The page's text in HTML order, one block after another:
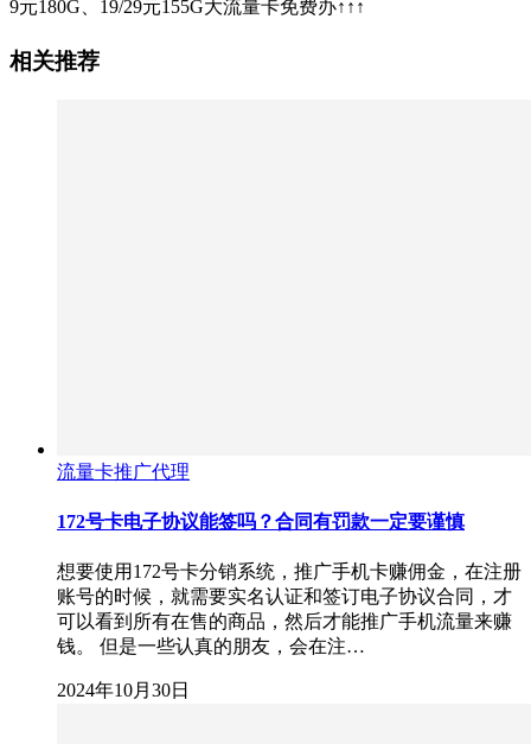
9元180G、19/29元155G大流量卡免费办↑↑↑
相关推荐
流量卡推广代理
172号卡电子协议能签吗？合同有罚款一定要谨慎
想要使用172号卡分销系统，推广手机卡赚佣金，在注册
账号的时候，就需要实名认证和签订电子协议合同，才
可以看到所有在售的商品，然后才能推广手机流量来赚
钱。 但是一些认真的朋友，会在注…
2024年10月30日